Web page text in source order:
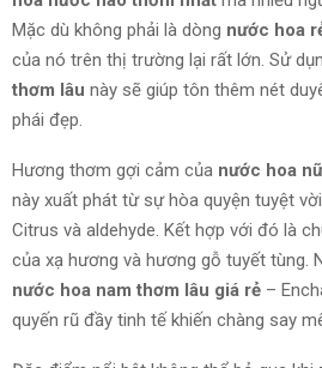
Mặc dù không phải là dòng nước hoa
của nó trên thị trường lại rất lớn. Sử
thơm lâu này sẽ giúp tôn thêm nét
phái đẹp.
Hương thơm gợi cảm của nước hoa
này xuất phát từ sự hòa quyện tuyệt
Citrus và aldehyde. Kết hợp với đó là
của xạ hương và hương gỗ tuyết tùng.
nước hoa nam thơm lâu giá rẻ –
quyến rũ đầy tinh tế khiến chàng say